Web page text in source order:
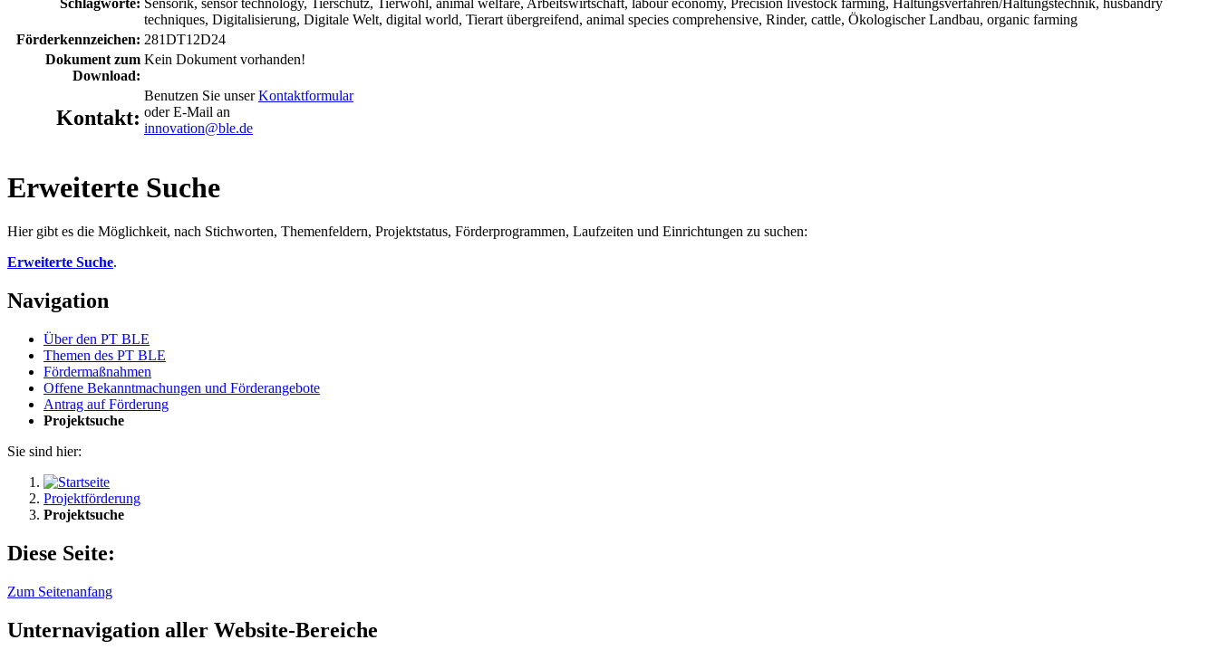
Schlagworte: Sensorik, sensor technology, Tierschutz, Tierwohl, animal welfare, Arbeitswirtschaft, labour economy, Precision livestock farming, Haltungsverfahren/Haltungstechnik, husbandry
techniques, Digitalisierung, Digitale Welt, digital world, Tierart übergreifend, animal species comprehensive, Rinder, cattle, Ökologischer Landbau, organic farming
Förderkennzeichen: 281DT12D24
Dokument zum
Download:
Kein Dokument vorhanden!
Kontakt:
Benutzen Sie unserKontaktformular
oder E-Mail an
innovation@ble.de
Erweiterte Suche
Hier gibt es die Möglichkeit, nach Stichworten, Themenfeldern, Projektstatus, Förderprogrammen, Laufzeiten und Einrichtungen zu suchen:
Erweiterte Suche.
Navigation
Über den PT BLE
The­men des PT BLE
För­der­maß­nah­men
Of­fe­ne Be­kannt­ma­chun­gen und För­der­an­ge­bo­te
An­trag auf För­de­rung
Pro­jekt­su­che
Sie sind hier:
Projektförderung
Projektsuche
Diese Seite:
Zum Seitenanfang
Unternavigation aller Website-Bereiche